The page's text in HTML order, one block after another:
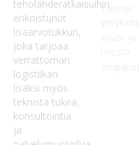
teholähderatkaisuihin
erikoistunut
lisäarvotukkuri,
joka tarjoaa
verrattoman
logistiikan
lisäksi myös
teknistä tukea,
konsultointia
ja
Tietoja